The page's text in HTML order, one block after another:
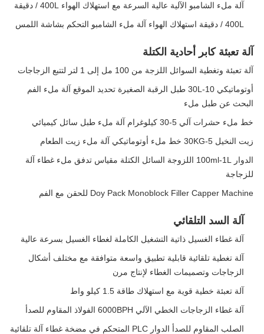
آلة ملء الشامبو الآلية عالية السرعة مع استهلاك الهواء 400L / دقيقة
400L / دقيقة استهلاك الهواء آلة ملء الشامبو التحكم بشاشة اللمس
آلة تعبئة كابر أحادية الكتلة
آلة تعبئة وتغطية السوائل اللزجة من 100 مل إلى 1 لتر لتتبع الزجاجات
أوتوماتيكي 10-30L طبل الرقبة الصغيرة تحديد الموقع آلة ملء الفم
البحث عن طبل ملء
خط ملء حشرات آلي 5-30 كيلوغرام آلة ملء طبل سائل كيميائي
زيت النخيل 5-30KG خط ملء أوتوماتيكي آلة ملء زيت الطعام
الدوار 100ml-1L اللزوجة السائل الكتلة مقياس تدفق ملء غطاء آلة
للزجاجة
Doy Pack Monoblock Filler Capper Machine للحقن مع الفم
آلة السد التلقائي
آلة غطاء الغسيل ذاتية التشغيل الكاملة لغطاء الغسيل بسرعة عالية
آلة تغطية تلقائية قابلية تطبيق واسعة متوافقة مع مختلف أشكال
الزجاجات وتصميمات الغطاء لإنتاج مرن
آلة تعبئة خطية قوية مع استهلاك طاقة 1.5 كيلو واط
آلة غطاء الزجاجات الخطي الآلي 6000BPH الفولاذ المقاوم للصدأ
الصلب المقاوم للصدأ الدوار PLC المتحكم في مضخة غطاء آلة تلقائية